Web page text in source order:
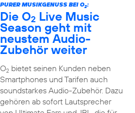
PURER MUSIKGENUSS BEI O2:
Die O2 Live Music
Season geht mit
neustem Audio-
Zubehör weiter
O2bietet seinen Kunden neben
Smartphones und Tarifen auch
soundstarkes Audio-Zubehör. Dazu
gehören ab sofort Lautsprecher